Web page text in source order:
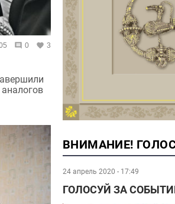
0 3
ВНИМАНИЕ!
24 апрель 2020 - 17:49
ГОЛОСУЙ ЗА